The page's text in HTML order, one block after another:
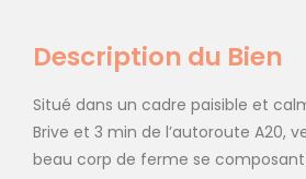
Description du Bien
Situé dans un cadre paisible et
Brive et 3 min de l’autoroute A20,
beau corp de ferme se